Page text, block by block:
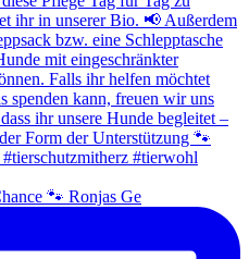
🐾 Ronjas Ge